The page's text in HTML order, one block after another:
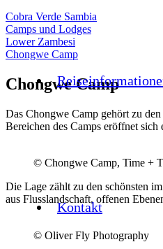
Kontakt
Cobra Verde Sambia
Camps und Lodges
Lower Zambesi
Chongwe Camp
Chongwe Camp
Das Chongwe Camp gehört zu
Bereichen des Camps eröffnet
© Chongwe Camp, Time +
Die Lage zählt zu den schönsten
aus Flusslandschaft, offenen
© Oliver Fly Photography